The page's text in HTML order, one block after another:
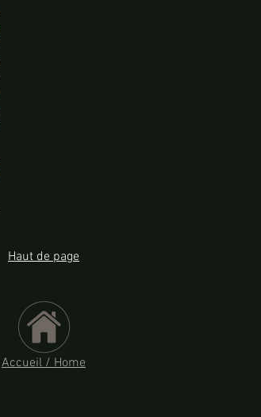
Haut de page
Accueil / Home